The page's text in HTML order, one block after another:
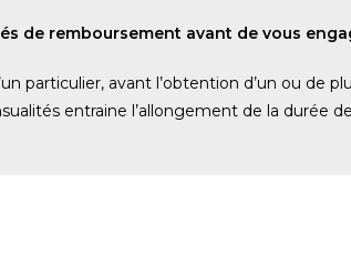
de remboursement avant de vous
avant l’obtention d’un ou de
entraine l’allongement de la durée